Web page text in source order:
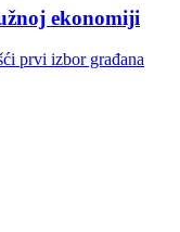
ekonomiji
prvi izbor građana